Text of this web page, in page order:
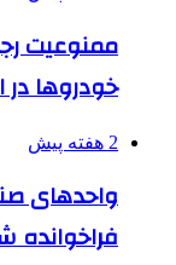
ممنوعیت
خودروها در
2 هفته پیش
واحدهای
فراخوانده